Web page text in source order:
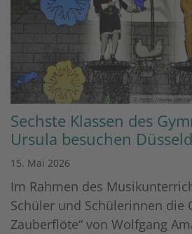
© https://
Sechste Klassen des
Ursula besuchen
15. Mai 2026
Im Rahmen des
Schüler und Schülerinnen die
Zauberflöte“ von Wolfgang